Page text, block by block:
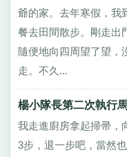
爺的家。去年寒假，我
餐去田間散步。剛走出
隨便地向四周望了望，
走。不久...
楊小隊長第二次執行
我走進廚房拿起掃帚，
3步，退一步吧，當然